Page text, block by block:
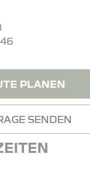
PLANEN
SENDEN